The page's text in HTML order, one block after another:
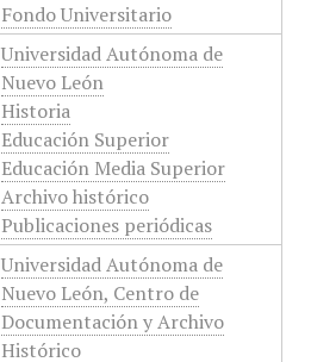
Fondo Universitario
Universidad Autónoma de
Nuevo León
Historia
Educación Superior
Educación Media Superior
Archivo histórico
Publicaciones periódicas
Universidad Autónoma de
Nuevo León, Centro de
Documentación y Archivo
Histórico